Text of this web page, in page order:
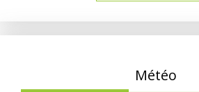
Météo